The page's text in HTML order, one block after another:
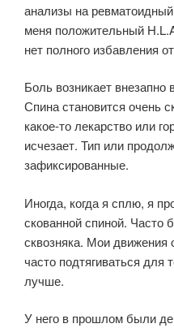
анализы на
меня положительный
нет полного избавления
Боль возникает
Спина становится очень
какое-то лекарство или
исчезает. Тип или
зафиксированные.
Иногда, когда я сплю, я
скованной спиной. Часто
сквозняка. Мои движения
часто подтягиваться для
лучше.
У него в прошлом были